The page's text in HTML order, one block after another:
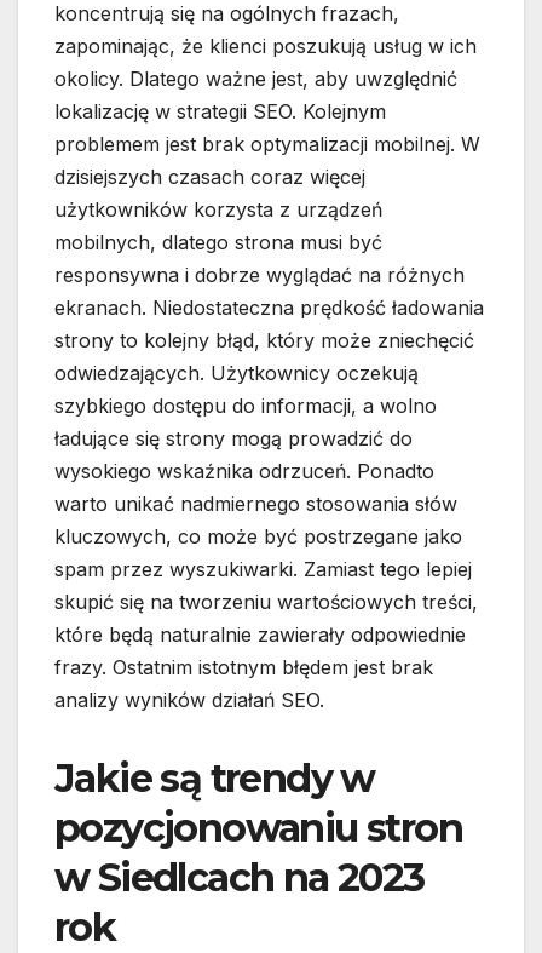
koncentrują się na ogólnych frazach,
zapominając, że klienci poszukują usług w ich
okolicy. Dlatego ważne jest, aby uwzględnić
lokalizację w strategii SEO. Kolejnym
problemem jest brak optymalizacji mobilnej. W
dzisiejszych czasach coraz więcej
użytkowników korzysta z urządzeń
mobilnych, dlatego strona musi być
responsywna i dobrze wyglądać na różnych
ekranach. Niedostateczna prędkość ładowania
strony to kolejny błąd, który może zniechęcić
odwiedzających. Użytkownicy oczekują
szybkiego dostępu do informacji, a wolno
ładujące się strony mogą prowadzić do
wysokiego wskaźnika odrzuceń. Ponadto
warto unikać nadmiernego stosowania słów
kluczowych, co może być postrzegane jako
spam przez wyszukiwarki. Zamiast tego lepiej
skupić się na tworzeniu wartościowych treści,
które będą naturalnie zawierały odpowiednie
frazy. Ostatnim istotnym błędem jest brak
analizy wyników działań SEO.
Jakie są trendy w
pozycjonowaniu stron
w Siedlcach na 2023
rok